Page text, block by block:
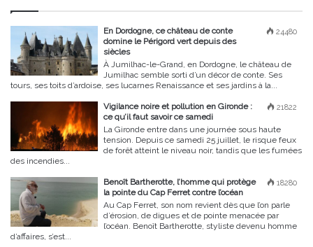
24480
En Dordogne, ce château de conte
domine le Périgord vert depuis des
siècles
À Jumilhac-le-Grand, en Dordogne, le château de
Jumilhac semble sorti d’un décor de conte. Ses
tours, ses toits d’ardoise, ses lucarnes Renaissance et ses jardins à la...
21822
Vigilance noire et pollution en Gironde :
ce qu’il faut savoir ce samedi
La Gironde entre dans une journée sous haute
tension. Depuis ce samedi 25 juillet, le risque feux
de forêt atteint le niveau noir, tandis que les fumées
des incendies...
18280
Benoît Bartherotte, l’homme qui protège
la pointe du Cap Ferret contre l’océan
Au Cap Ferret, son nom revient dès que l’on parle
d’érosion, de digues et de pointe menacée par
l’océan. Benoît Bartherotte, styliste devenu homme
d’affaires, s’est...